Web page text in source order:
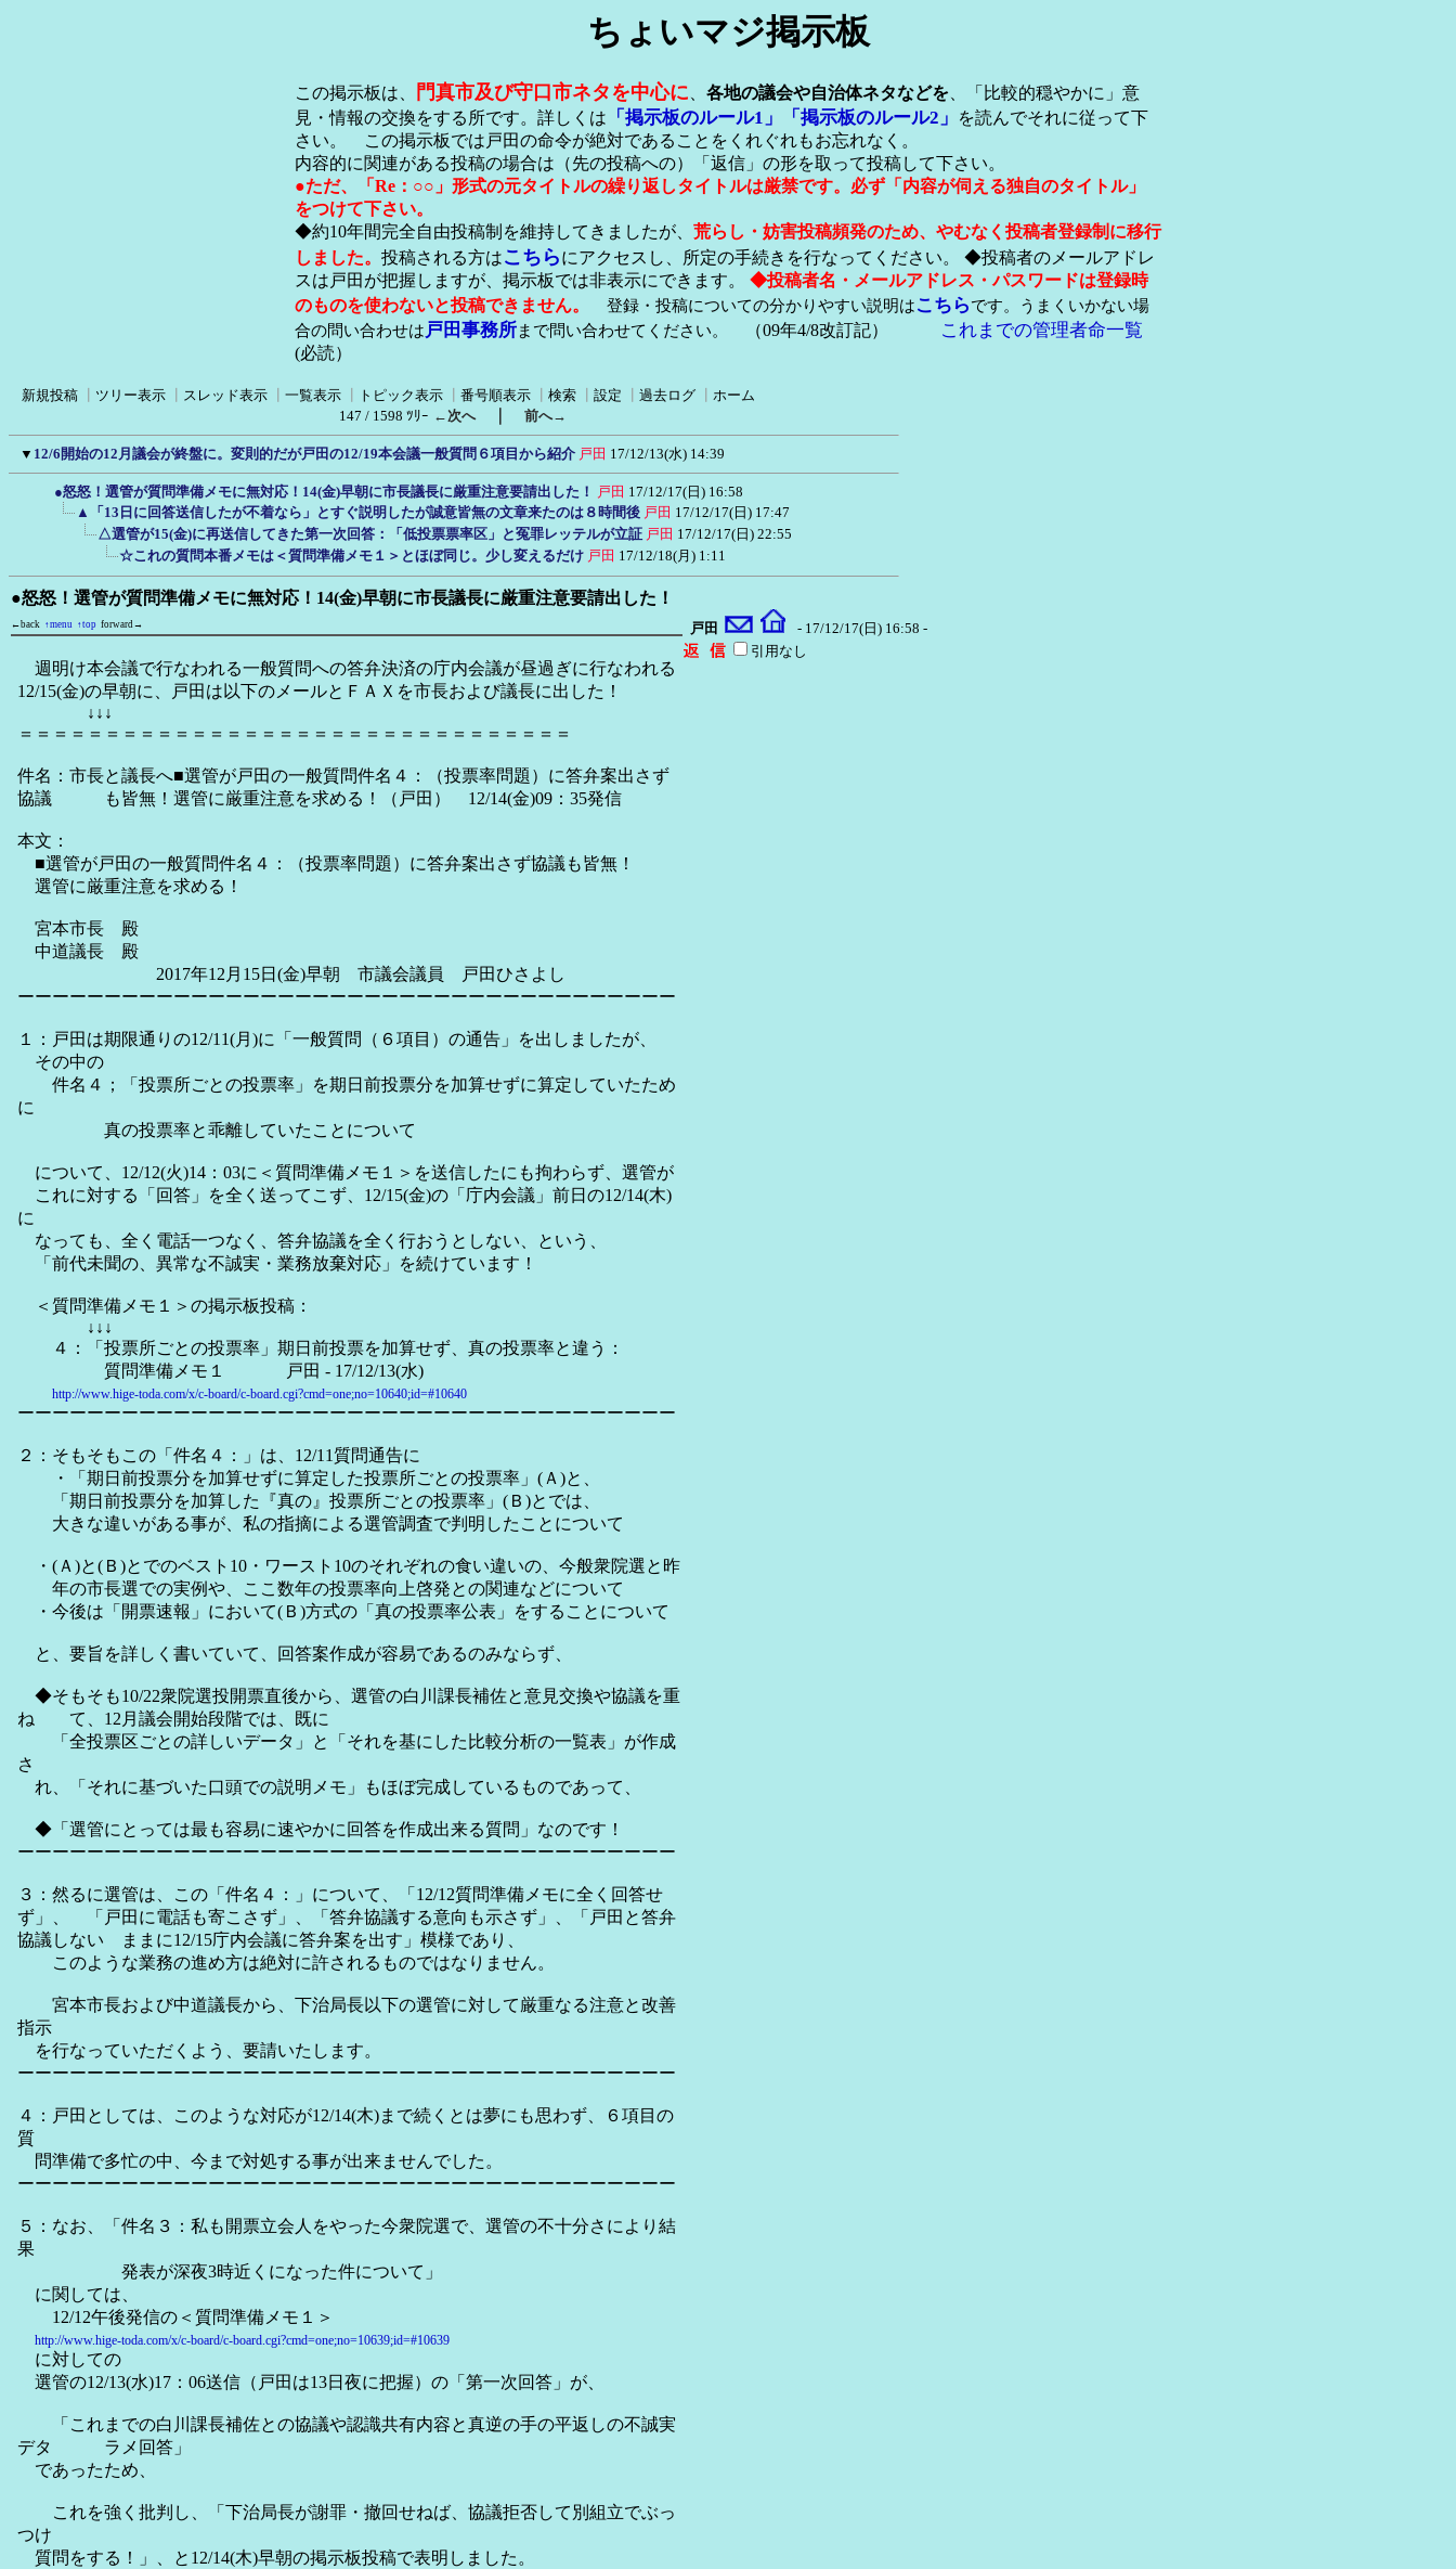
ちょいマジ掲示板
この掲示板は、 門真市及び守口市ネタを中心に、 各地の議会や自治体ネタなどを、「比較的穏やかに」意
見・情報の交換をする所です。詳しくは
「掲示板のルール1」 「掲示板のルール2」
を読んでそれに従って下
さい。 この掲示板では戸田の命令が絶対であることをくれぐれもお忘れなく。
内容的に関連がある投稿の場合は（先の投稿への）「返信」の形を取って投稿して下さい。
●ただ、「Re：○○」形式の元タイトルの繰り返しタイトルは厳禁です。必ず「内容が伺える独自のタイトル」
をつけて下さい。
◆約10年間完全自由投稿制を維持してきましたが、 荒らし・妨害投稿頻発のため、やむなく投稿者登録制に移行
しました。 投稿される方はこちらにアクセスし、所定の手続きを行なってください。 ◆投稿者のメールアドレ
スは戸田が把握しますが、掲示板では非表示にできます。 ◆投稿者名・メールアドレス・パスワードは登録時
のものを使わないと投稿できません。
登録・投稿についての分かりやすい説明はこちらです。うまくいかない場
合の問い合わせは戸田事務所まで問い合わせてください。 （09年4/8改訂記） これまでの管理者命一覧
(必読）
新規投稿 ツリー表示 スレッド表示 一覧表示 トピック表示 番号順表示 検索 設定 過去ログ
ホーム
147 / 1598 ﾂﾘｰ ←次へ｜ 前へ→
▼ 12/6開始の12月議会が終盤に。変則的だが戸田の12/19本会議一般質問６項目から紹介 戸田 17/12/13(水) 14:39
●怒怒！選管が質問準備メモに無対応！14(金)早朝に市長議長に厳重注意要請出した！ 戸田 17/12/17(日) 16:58
▲「13日に回答送信したが不着なら」とすぐ説明したが誠意皆無の文章来たのは８時間後 戸田 17/12/17(日) 17:47
△選管が15(金)に再送信してきた第一次回答：「低投票票率区」と冤罪レッテルが立証 戸田 17/12/17(日) 22:55
☆これの質問本番メモは＜質問準備メモ１＞とほぼ同じ。少し変えるだけ 戸田 17/12/18(月) 1:11
●怒怒！選管が質問準備メモに無対応！14(金)早朝に市長議長に厳重注意要請出した！
←back ↑menu ↑top forward→ 戸田 - 17/12/17(日) 16:58 -
週明け本会議で行なわれる一般質問への答弁決済の庁内会議が昼過ぎに行なわれる
12/15(金)の早朝に、戸田は以下のメールとＦＡＸを市長および議長に出した！
↓↓↓
＝＝＝＝＝＝＝＝＝＝＝＝＝＝＝＝＝＝＝＝＝＝＝＝＝＝＝＝＝＝＝＝
件名：市長と議長へ■選管が戸田の一般質問件名４：（投票率問題）に答弁案出さず
協議 も皆無！選管に厳重注意を求める！（戸田） 12/14(金)09：35発信
本文：
■選管が戸田の一般質問件名４：（投票率問題）に答弁案出さず協議も皆無！
選管に厳重注意を求める！
宮本市長 殿
中道議長 殿
2017年12月15日(金)早朝 市議会議員 戸田ひさよし
ーーーーーーーーーーーーーーーーーーーーーーーーーーーーーーーーーーーーーー
１：戸田は期限通りの12/11(月)に「一般質問（６項目）の通告」を出しましたが、
その中の
件名４；「投票所ごとの投票率」を期日前投票分を加算せずに算定していたため
に
真の投票率と乖離していたことについて
について、12/12(火)14：03に＜質問準備メモ１＞を送信したにも拘わらず、選管が
これに対する「回答」を全く送ってこず、12/15(金)の「庁内会議」前日の12/14(木)
に
なっても、全く電話一つなく、答弁協議を全く行おうとしない、という、
「前代未聞の、異常な不誠実・業務放棄対応」を続けています！
＜質問準備メモ１＞の掲示板投稿：
↓↓↓
４：「投票所ごとの投票率」期日前投票を加算せず、真の投票率と違う：
質問準備メモ１ 戸田 - 17/12/13(水)
http://www.hige-toda.com/x/c-board/c-board.cgi?cmd=one;no=10640;id=#10640
ーーーーーーーーーーーーーーーーーーーーーーーーーーーーーーーーーーーーーー
２：そもそもこの「件名４：」は、12/11質問通告に
・「期日前投票分を加算せずに算定した投票所ごとの投票率」(Ａ)と、
「期日前投票分を加算した『真の』投票所ごとの投票率」(Ｂ)とでは、
大きな違いがある事が、私の指摘による選管調査で判明したことについて
・(Ａ)と(Ｂ)とでのベスト10・ワースト10のそれぞれの食い違いの、今般衆院選と昨
年の市長選での実例や、ここ数年の投票率向上啓発との関連などについて
・今後は「開票速報」において(Ｂ)方式の「真の投票率公表」をすることについて
と、要旨を詳しく書いていて、回答案作成が容易であるのみならず、
◆そもそも10/22衆院選投開票直後から、選管の白川課長補佐と意見交換や協議を重
ね て、12月議会開始段階では、既に
「全投票区ごとの詳しいデータ」と「それを基にした比較分析の一覧表」が作成
さ
れ、「それに基づいた口頭での説明メモ」もほぼ完成しているものであって、
◆「選管にとっては最も容易に速やかに回答を作成出来る質問」なのです！
ーーーーーーーーーーーーーーーーーーーーーーーーーーーーーーーーーーーーーー
３：然るに選管は、この「件名４：」について、「12/12質問準備メモに全く回答せ
ず」、 「戸田に電話も寄こさず」、「答弁協議する意向も示さず」、「戸田と答弁
協議しない ままに12/15庁内会議に答弁案を出す」模様であり、
このような業務の進め方は絶対に許されるものではなりません。
宮本市長および中道議長から、下治局長以下の選管に対して厳重なる注意と改善
指示
を行なっていただくよう、要請いたします。
ーーーーーーーーーーーーーーーーーーーーーーーーーーーーーーーーーーーーーー
４：戸田としては、このような対応が12/14(木)まで続くとは夢にも思わず、６項目の
質
問準備で多忙の中、今まで対処する事が出来ませんでした。
ーーーーーーーーーーーーーーーーーーーーーーーーーーーーーーーーーーーーーー
５：なお、「件名３：私も開票立会人をやった今衆院選で、選管の不十分さにより結
果
発表が深夜3時近くになった件について」
に関しては、
12/12午後発信の＜質問準備メモ１＞
http://www.hige-toda.com/x/c-board/c-board.cgi?cmd=one;no=10639;id=#10639
に対しての
選管の12/13(水)17：06送信（戸田は13日夜に把握）の「第一次回答」が、
「これまでの白川課長補佐との協議や認識共有内容と真逆の手の平返しの不誠実
デタ ラメ回答」
であったため、
これを強く批判し、「下治局長が謝罪・撤回せねば、協議拒否して別組立でぶっ
つけ
質問をする！」、と12/14(木)早朝の掲示板投稿で表明しました。
引用なし